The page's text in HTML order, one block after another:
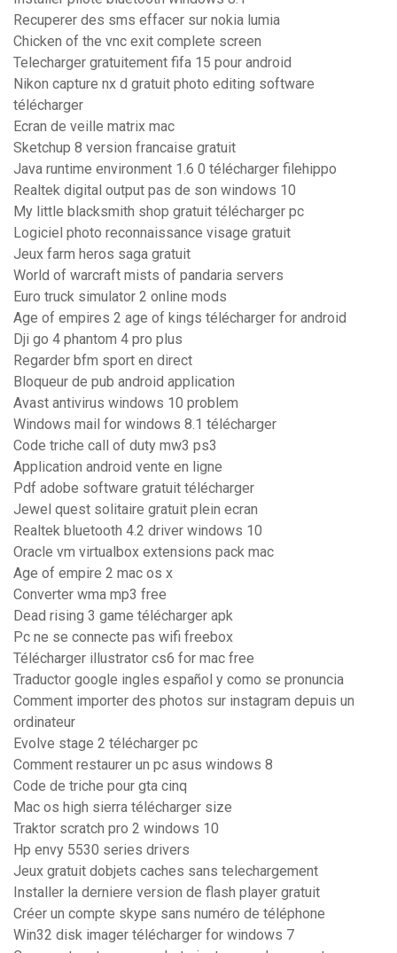
Recuperer des sms effacer sur nokia lumia
Chicken of the vnc exit complete screen
Telecharger gratuitement fifa 15 pour android
Nikon capture nx d gratuit photo editing software
télécharger
Ecran de veille matrix mac
Sketchup 8 version francaise gratuit
Java runtime environment 1.6 0 télécharger filehippo
Realtek digital output pas de son windows 10
My little blacksmith shop gratuit télécharger pc
Logiciel photo reconnaissance visage gratuit
Jeux farm heros saga gratuit
World of warcraft mists of pandaria servers
Euro truck simulator 2 online mods
Age of empires 2 age of kings télécharger for android
Dji go 4 phantom 4 pro plus
Regarder bfm sport en direct
Bloqueur de pub android application
Avast antivirus windows 10 problem
Windows mail for windows 8.1 télécharger
Code triche call of duty mw3 ps3
Application android vente en ligne
Pdf adobe software gratuit télécharger
Jewel quest solitaire gratuit plein ecran
Realtek bluetooth 4.2 driver windows 10
Oracle vm virtualbox extensions pack mac
Age of empire 2 mac os x
Converter wma mp3 free
Dead rising 3 game télécharger apk
Pc ne se connecte pas wifi freebox
Télécharger illustrator cs6 for mac free
Traductor google ingles español y como se pronuncia
Comment importer des photos sur instagram depuis un
ordinateur
Evolve stage 2 télécharger pc
Comment restaurer un pc asus windows 8
Code de triche pour gta cinq
Mac os high sierra télécharger size
Traktor scratch pro 2 windows 10
Hp envy 5530 series drivers
Jeux gratuit dobjets caches sans telechargement
Installer la derniere version de flash player gratuit
Créer un compte skype sans numéro de téléphone
Win32 disk imager télécharger for windows 7